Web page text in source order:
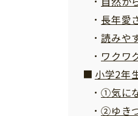
長年愛
読みや
ワクワ
小学2年
①気に
②ゆき